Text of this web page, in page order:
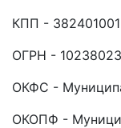
КПП - 382401001
ОГРН -
ОКФС -
ОКОПФ -